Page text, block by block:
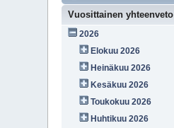
Vuosittainen yhteenveto
2026
Elokuu 2026
Heinäkuu 2026
Kesäkuu 2026
Toukokuu 2026
Huhtikuu 2026